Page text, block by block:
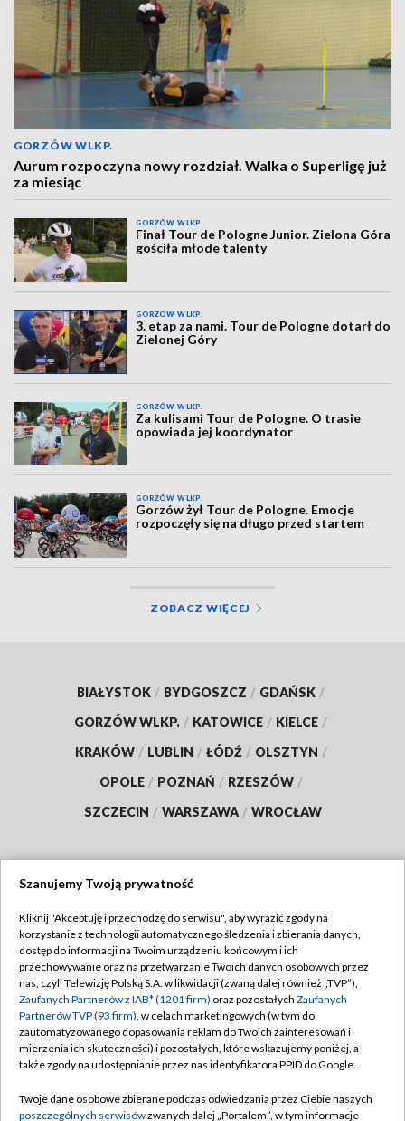
GORZÓW WLKP.
Aurum rozpoczyna nowy rozdział. Walka o Superligę już
za miesiąc
GORZÓW WLKP.
Finał Tour de Pologne Junior. Zielona Góra
gościła młode talenty
GORZÓW WLKP.
3. etap za nami. Tour de Pologne dotarł do
Zielonej Góry
GORZÓW WLKP.
Za kulisami Tour de Pologne. O trasie
opowiada jej koordynator
GORZÓW WLKP.
Gorzów żył Tour de Pologne. Emocje
rozpoczęły się na długo przed startem
ZOBACZ WIĘCEJ
BIAŁYSTOK / BYDGOSZCZ / GDAŃSK /
GORZÓW WLKP. / KATOWICE / KIELCE /
KRAKÓW / LUBLIN / ŁÓDŹ / OLSZTYN /
OPOLE / POZNAŃ / RZESZÓW /
SZCZECIN / WARSZAWA / WROCŁAW
TVP
Abonament TVP
Emisja w TVP
Centrum informacji TVP
Naziemna Telewizja Cyfrowa
Rada Programowa
Regulamin TVP
Polityka prywatności
Moje zgody
Pomoc
Kontakt
Szanujemy Twoją prywatność
Kliknij "Akceptuję i przechodzę do serwisu", aby wyrazić zgody na
korzystanie z technologii automatycznego śledzenia i zbierania danych,
dostęp do informacji na Twoim urządzeniu końcowym i ich
przechowywanie oraz na przetwarzanie Twoich danych osobowych przez
nas, czyli Telewizję Polską S.A. w likwidacji (zwaną dalej również „TVP”),
Zaufanych Partnerów z IAB* (1201 firm) oraz pozostałych Zaufanych
Partnerów TVP (93 firm), w celach marketingowych (w tym do
zautomatyzowanego dopasowania reklam do Twoich zainteresowań i
mierzenia ich skuteczności) i pozostałych, które wskazujemy poniżej, a
także zgody na udostępnianie przez nas identyfikatora PPID do Google.
Twoje dane osobowe zbierane podczas odwiedzania przez Ciebie naszych
poszczególnych serwisówzwanych dalej „Portalem”, w tym informacje